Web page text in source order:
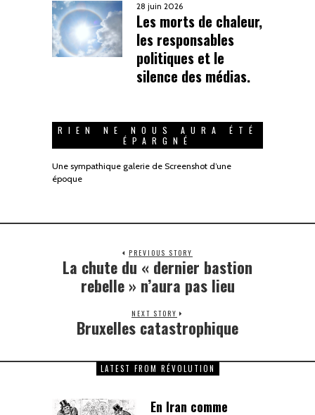
28 juin 2026
Les morts de chaleur,
les responsables
politiques et le
silence des médias.
RIEN NE NOUS AURA ÉTÉ
ÉPARGNÉ
Une sympathique galerie de Screenshot d’une
époque
PREVIOUS STORY
La chute du « dernier bastion
rebelle » n’aura pas lieu
NEXT STORY
Bruxelles catastrophique
LATEST FROM RÉVOLUTION
En Iran comme